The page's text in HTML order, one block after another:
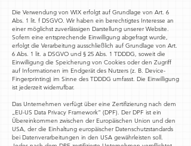
Die Verwendung von WIX erfolgt auf Grundlage von Art. 6
Abs. 1 lit. f DSGVO. Wir haben ein berechtigtes Interesse an
einer möglichst zuverlässigen Darstellung unserer Website.
Sofern eine entsprechende Einwilligung abgefragt wurde,
erfolgt die Verarbeitung ausschließlich auf Grundlage von Art.
6 Abs. 1 lit. a DSGVO und § 25 Abs. 1 TDDDG, soweit die
Einwilligung die Speicherung von Cookies oder den Zugriff
auf Informationen im Endgerät des Nutzers (z. B. Device-
Fingerprinting) im Sinne des TDDDG umfasst. Die Einwilligung
ist jederzeit widerrufbar.
Das Unternehmen verfügt über eine Zertifizierung nach dem
„EU-US Data Privacy Framework“ (DPF). Der DPF ist ein
Übereinkommen zwischen der Europäischen Union und den
USA, der die Einhaltung europäischer Datenschutzstandards
bei Datenverarbeitungen in den USA gewährleisten soll.